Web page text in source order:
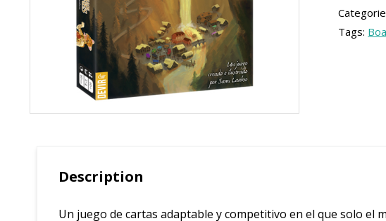
Tags:
Description
Un juego de cartas adaptable y competitivo en el que solo el